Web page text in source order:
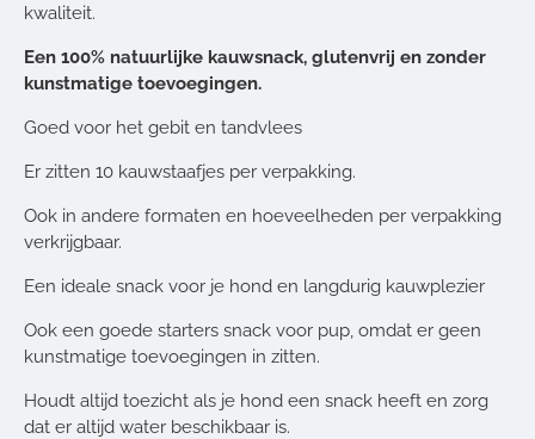
kwaliteit.
Een 100% natuurlijke kauwsnack, glutenvrij en zonder
kunstmatige toevoegingen.
Goed voor het gebit en tandvlees
Er zitten 10 kauwstaafjes per verpakking.
Ook in andere formaten en hoeveelheden per verpakking
verkrijgbaar.
Een ideale snack voor je hond en langdurig kauwplezier
Ook een goede starters snack voor pup, omdat er geen
kunstmatige toevoegingen in zitten.
Houdt altijd toezicht als je hond een snack heeft en zorg
dat er altijd water beschikbaar is.